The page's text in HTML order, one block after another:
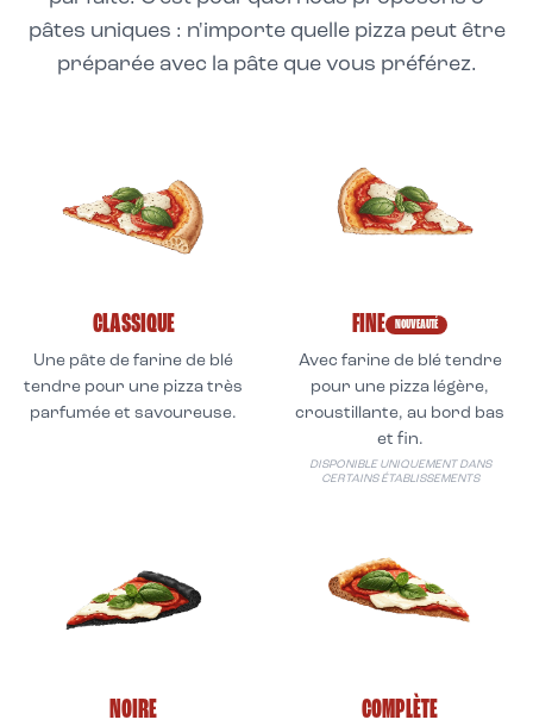
pâtes uniques : n'importe quelle pizza peut être
préparée avec la pâte que vous préférez.
CLASSIQUE
Une pâte de farine de blé
tendre pour une pizza très
parfumée et savoureuse.
FINE NOUVEAUTÉ
Avec farine de blé tendre
pour une pizza légère,
croustillante, au bord bas
et fin.
DISPONIBLE UNIQUEMENT DANS
CERTAINS ÉTABLISSEMENTS
NOIRE COMPLÈTE